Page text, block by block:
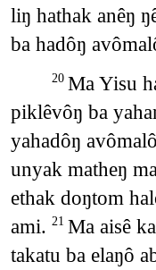
liŋ hathak anêŋ
ba hadôŋ
20 Ma Yisu
piklêvôŋ ba
yahadôŋ
unyak matheŋ
ethak doŋtom
ami. 21 Ma aisê
takatu ba elaŋô